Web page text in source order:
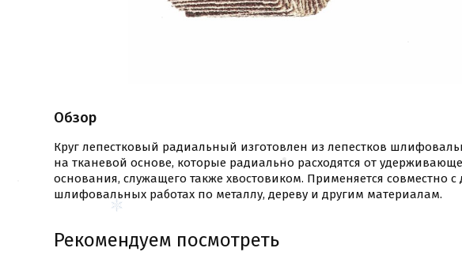
Обзор
Круг лепестковый радиальный изготовлен из лепестков
на тканевой основе, которые радиально расходятся от
основания, служащего также хвостовиком. Применяется совместно с
шлифовальных работах по металлу, дереву и другим материалам.
Рекомендуем посмотреть